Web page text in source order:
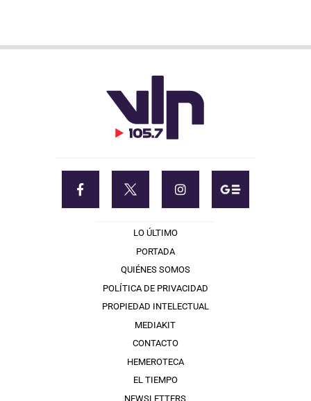
LO ÚLTIMO
PORTADA
QUIÉNES SOMOS
POLÍTICA DE PRIVACIDAD
PROPIEDAD INTELECTUAL
MEDIAKIT
CONTACTO
HEMEROTECA
EL TIEMPO
NEWSLETTERS